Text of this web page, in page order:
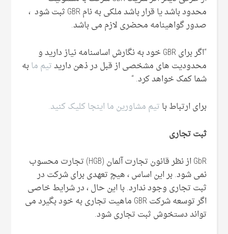
محدود باشد یا قرار باشد ملکی به نام GBR ثبت شود ،
صدور گواهینامه محضری لازم می باشد.
“اگر برای GBR خود به نگارش اساسنامه نیاز دارید و
محدودیت های مشخصی از قبل در ذهن داریدتیم مابه
شما کمک خواهد کرد. “
برای ارتباط با تیم مشاورین ما اینجا کلیک کنید.
ثبت تجاری
GbR از نظر قانون تجارت آلمان (HGB) تجارت محسوب
نمی شود. بر این اساس ، هیچ تعهدی برای شرکت در
ثبت تجاری وجود ندارد. با این حال ، در شرایط خاصی
اگر توسعه شرکت GBR ماهیت تجاری به خود بگیرد می
تواند دستخوش ثبت تجاری شود.